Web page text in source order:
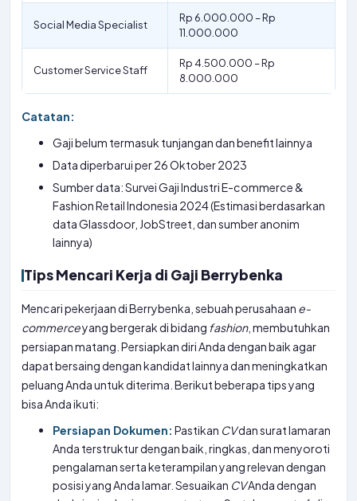
Social Media Specialist
Rp 6.000.000 – Rp
11.000.000
Customer Service Staff
Rp 4.500.000 – Rp
8.000.000
Catatan:
Gaji belum termasuk tunjangan dan benefit lainnya
Data diperbarui per 26 Oktober 2023
Sumber data: Survei Gaji Industri E-commerce &
Fashion Retail Indonesia 2024 (Estimasi berdasarkan
data Glassdoor, JobStreet, dan sumber anonim
lainnya)
Tips Mencari Kerja di Gaji Berrybenka
Mencari pekerjaan di Berrybenka, sebuah perusahaan e-
commerceyang bergerak di bidang fashion, membutuhkan
persiapan matang. Persiapkan diri Anda dengan baik agar
dapat bersaing dengan kandidat lainnya dan meningkatkan
peluang Anda untuk diterima. Berikut beberapa tips yang
bisa Anda ikuti:
Persiapan Dokumen: Pastikan CVdan surat lamaran
Anda terstruktur dengan baik, ringkas, dan menyoroti
pengalaman serta keterampilan yang relevan dengan
posisi yang Anda lamar. Sesuaikan CVAnda dengan